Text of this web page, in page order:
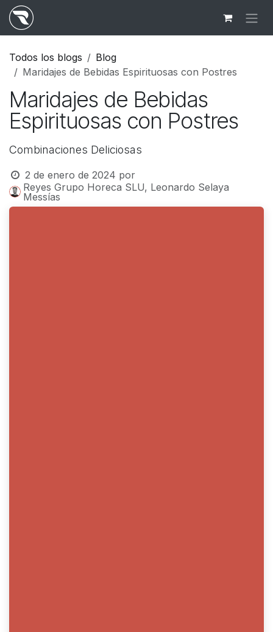
Ir al contenido
Todos los blogs
Blog
Maridajes de Bebidas Espirituosas con Postres
Maridajes de Bebidas
Espirituosas con Postres
Combinaciones Deliciosas
2 de enero de 2024 por
Reyes Grupo Horeca SLU, Leonardo Selaya
Messías